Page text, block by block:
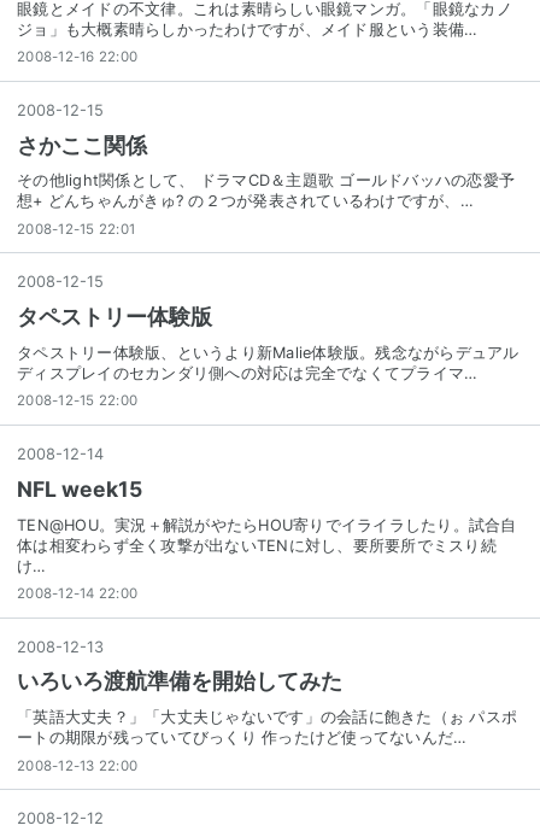
眼鏡とメイドの不文律。これは素晴らしい眼鏡マンガ。「眼鏡なカノ
ジョ」も大概素晴らしかったわけですが、メイド服という装備…
2008-12-16 22:00
2008-12-15
さかここ関係
その他light関係として、 ドラマCD＆主題歌 ゴールドバッハの恋愛予
想+ どんちゃんがきゅ? の２つが発表されているわけですが、…
2008-12-15 22:01
2008-12-15
タペストリー体験版
タペストリー体験版、というより新Malie体験版。残念ながらデュアル
ディスプレイのセカンダリ側への対応は完全でなくてプライマ…
2008-12-15 22:00
2008-12-14
NFL week15
TEN@HOU。実況＋解説がやたらHOU寄りでイライラしたり。試合自
体は相変わらず全く攻撃が出ないTENに対し、要所要所でミスり続
け…
2008-12-14 22:00
2008-12-13
いろいろ渡航準備を開始してみた
「英語大丈夫？」「大丈夫じゃないです」の会話に飽きた（ぉ パスポ
ートの期限が残っていてびっくり 作ったけど使ってないんだ…
2008-12-13 22:00
2008-12-12